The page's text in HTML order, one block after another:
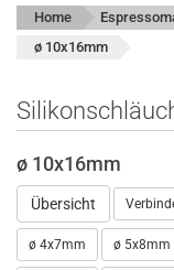
Home
ø 10x16mm
ø 10x16mm
Übersicht
ø 4x7mm ø 5x8mm